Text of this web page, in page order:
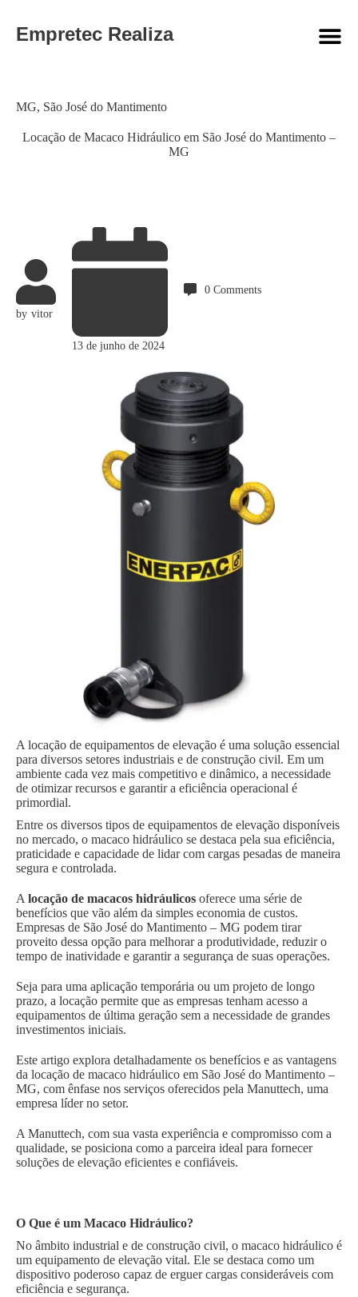
Empretec Realiza
Locação de Macaco Hidráulico em São José do Mantimento –
MG
Category
MG, São José do Mantimento
by vitor
13 de junho de 2024
0 Comments
A locação de equipamentos de elevação é uma solução essencial
para diversos setores industriais e de construção civil. Em um
ambiente cada vez mais competitivo e dinâmico, a necessidade
de otimizar recursos e garantir a eficiência operacional é
primordial.
Entre os diversos tipos de equipamentos de elevação disponíveis
no mercado, o macaco hidráulico se destaca pela sua eficiência,
praticidade e capacidade de lidar com cargas pesadas de maneira
segura e controlada.
A locação de macacos hidráulicos oferece uma série de
benefícios que vão além da simples economia de custos.
Empresas de São José do Mantimento – MG podem tirar
proveito dessa opção para melhorar a produtividade, reduzir o
tempo de inatividade e garantir a segurança de suas operações.
Seja para uma aplicação temporária ou um projeto de longo
prazo, a locação permite que as empresas tenham acesso a
equipamentos de última geração sem a necessidade de grandes
investimentos iniciais.
Este artigo explora detalhadamente os benefícios e as vantagens
da locação de macaco hidráulico em São José do Mantimento –
MG, com ênfase nos serviços oferecidos pela Manuttech, uma
empresa líder no setor.
A Manuttech, com sua vasta experiência e compromisso com a
qualidade, se posiciona como a parceira ideal para fornecer
soluções de elevação eficientes e confiáveis.
O Que é um Macaco Hidráulico?
No âmbito industrial e de construção civil, o macaco hidráulico é
um equipamento de elevação vital. Ele se destaca como um
dispositivo poderoso capaz de erguer cargas consideráveis com
eficiência e segurança.